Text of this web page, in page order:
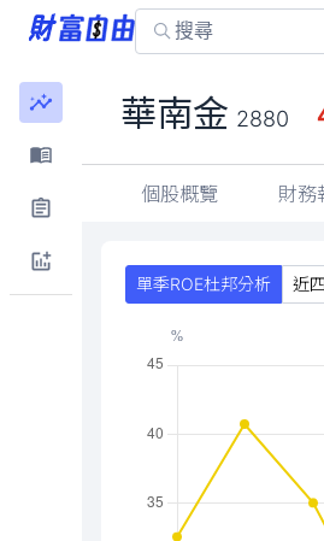
華南金 2880
個股概覽 財務
單季ROE杜邦分析 近